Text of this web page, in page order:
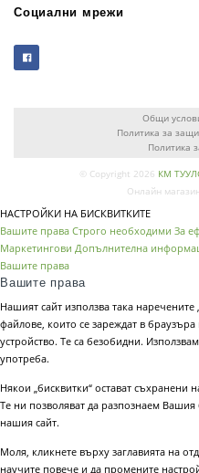
Социални мрежи
Общи
Политика за
Политика
© Copyright 2026 КМ
Онлайн
НАСТРОЙКИ НА БИСКВИТКИТЕ
Вашите права Строго необходими За
Маркетингови Допълнителна
Вашите права
Вашите права
Нашият сайт използва така наречените
файлове, които се зареждат в
устройство. Те са безобидни.
употреба.
Някои „бисквитки“ остават съхранени
Те ни позволяват да разпознаем
нашия сайт.
Моля, кликнете върху заглавията на
научите повече и да промените